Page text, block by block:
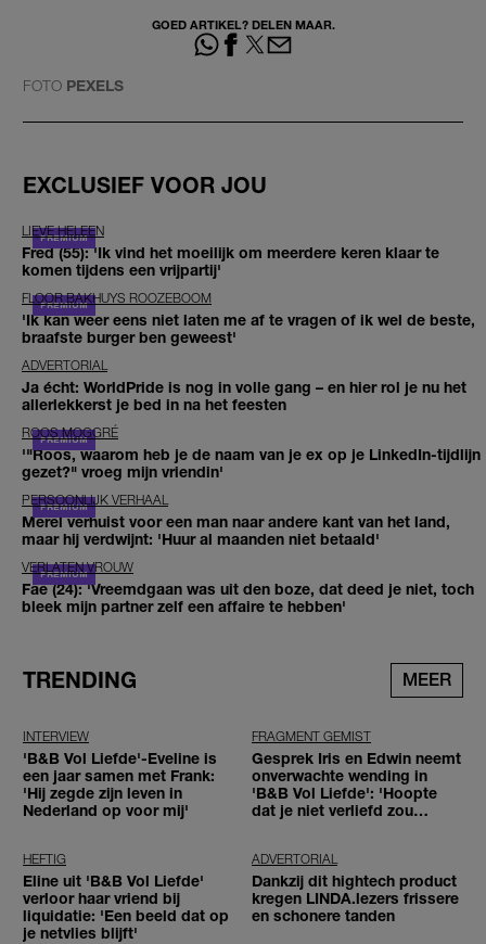
GOED ARTIKEL? DELEN MAAR.
FOTO PEXELS
EXCLUSIEF VOOR JOU
LIEVE HELEEN
Fred (55): 'Ik vind het moeilijk om meerdere keren klaar te
komen tijdens een vrijpartij'
FLOOR BAKHUYS ROOZEBOOM
'Ik kan weer eens niet laten me af te vragen of ik wel de beste,
braafste burger ben geweest'
ADVERTORIAL
Ja écht: WorldPride is nog in volle gang – en hier rol je nu het
allerlekkerst je bed in na het feesten
ROOS MOGGRÉ
'"Roos, waarom heb je de naam van je ex op je LinkedIn-tijdlijn
gezet?" vroeg mijn vriendin'
PERSOONLIJK VERHAAL
Merel verhuist voor een man naar andere kant van het land,
maar hij verdwijnt: 'Huur al maanden niet betaald'
VERLATEN VROUW
Fae (24): 'Vreemdgaan was uit den boze, dat deed je niet, toch
bleek mijn partner zelf een affaire te hebben'
TRENDING MEER
INTERVIEW
'B&B Vol Liefde'-Eveline is
een jaar samen met Frank:
'Hij zegde zijn leven in
Nederland op voor mij'
FRAGMENT GEMIST
Gesprek Iris en Edwin neemt
onverwachte wending in
'B&B Vol Liefde': 'Hoopte
dat je niet verliefd zou
HEFTIG
Eline uit 'B&B Vol Liefde'
verloor haar vriend bij
liquidatie: 'Een beeld dat op
je netvlies blijft'
ADVERTORIAL
Dankzij dit hightech product
kregen LINDA.lezers frissere
en schonere tanden